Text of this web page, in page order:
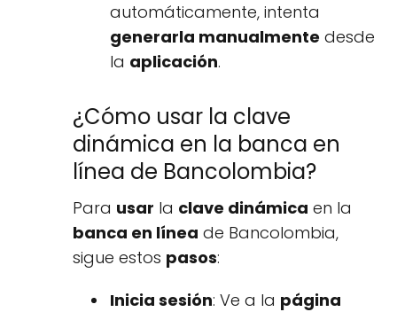
automáticamente, intenta
generarla manualmente desde
la aplicación.
¿Cómo usar la clave
dinámica en la banca en
línea de Bancolombia?
Para usar la clave dinámica en la
banca en línea de Bancolombia,
sigue estos pasos:
Inicia sesión: Ve a la página